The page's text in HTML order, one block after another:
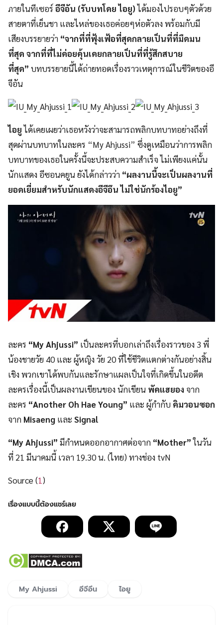
ภายในทีเซอร์ อีจีอัน (รับบทโดย ไอยู)ได้มองไปรอบๆตัวด้วย
สายตาที่เย็นชา และไหล่ของเธอค่อยๆห่อตัวลง พร้อมกับมี
เสียงบรรยายว่า “จากที่ที่ฟุ้งเฟ้อที่สุดกลายเป็นที่ที่มืดมน
ที่สุด จากที่ที่ไม่ค่อยคุ้นเคยกลายเป็นที่ที่รู้สึกสบาย
ที่สุด” บทบรรยายนี้ได้ถ่ายทอดเรื่องราวเหตุการณ์ในชีวิตของอี
จีอัน
ไอยูได้เคยเผยว่าเธอหวังว่าจะสามารถพลิกบทบาทอย่างถึงที่
สุดผ่านบทบาทในละคร “My Ahjussi” ซึ่งดูเหมือนว่าการพลิก
บทบาทของเธอในครั้งนี้จะประสบความสำเร็จ ไม่เพียงแค่นั้น
นักแสดง อีซอนคยูน ยังได้กล่าวว่า “ผลงานนี้จะเป็นผลงานที่
ยอดเยี่ยมสำหรับนักแสดงอีจีอึน ไม่ใช่นักร้องไอยู”
ละคร “My Ahjussi” เป็นละครที่บอกเล่าถึงเรื่องราวของ 3 พี่
น้องชายวัย 40 และ ผู้หญิง วัย 20 ที่ใช้ชีวิตแตกต่างกันอย่างสิ้น
เชิง พวกเขาได้พบกันและรักษาแผลเป็นใจที่เกิดขึ้นในอดีต
ละครเรื่องนี้เป็นผลงานเขียนของ นักเขียน พัคแฮยอง จาก
ละคร “Another Oh Hae Young” และ ผู้กำกับ คิมวอนซอก
จาก Misaeng และ Signal
“My Ahjussi” มีกำหนดออกอากาศต่อจาก “Mother”ในวัน
ที่ 21 มีนาคมนี้ เวลา 19.30 น. (ไทย) ทางช่อง tvN
Source (1)
My Ahjussi อีจีอึน ไอยู